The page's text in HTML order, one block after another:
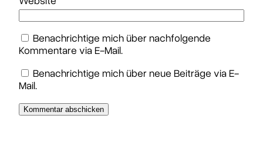
Benachrichtige mich über nachfolgende
Kommentare via E-Mail.
Benachrichtige mich über neue Beiträge via E-
Mail.